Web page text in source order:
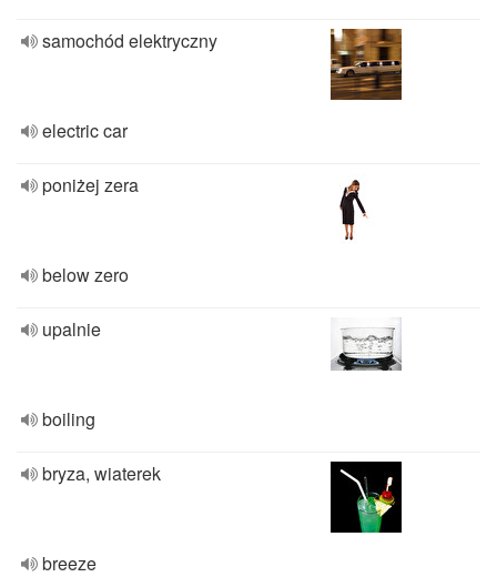
samochód elektryczny
electric car
poniżej zera
below zero
upalnie
boiling
bryza, wiaterek
breeze